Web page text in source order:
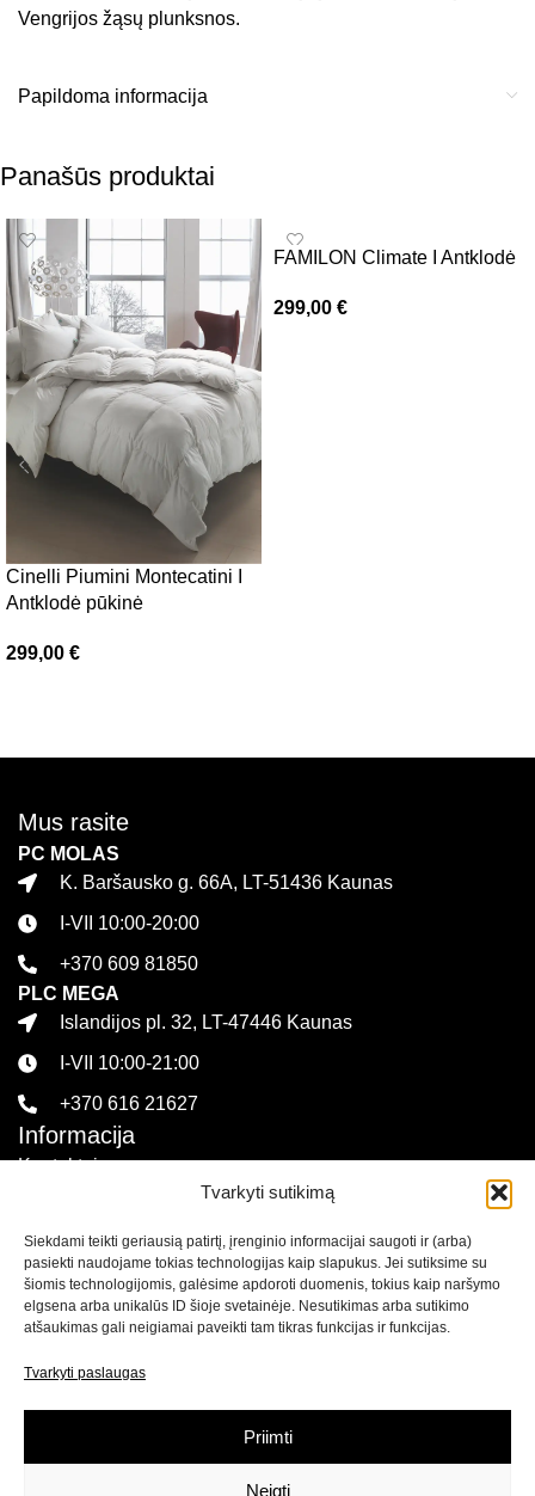
Tvarkyti sutikimą
Siekdami teikti geriausią patirtį, įrenginio informacijai saugoti ir (arba)
pasiekti naudojame tokias technologijas kaip slapukus. Jei sutiksime su
šiomis technologijomis, galėsime apdoroti duomenis, tokius kaip naršymo
elgsena arba unikalūs ID šioje svetainėje. Nesutikimas arba sutikimo
atšaukimas gali neigiamai paveikti tam tikras funkcijas ir funkcijas.
Tvarkyti paslaugas
Priimti
Neigti
Vengrijos žąsų plunksnos.
Papildoma informacija
Panašūs produktai
Cinelli Piumini Montecatini I
Antklodė pūkinė
299,00 €
FAMILON Climate I Antklodė
299,00 €
Mus rasite
PC MOLAS
K. Baršausko g. 66A, LT-51436 Kaunas
I-VII 10:00-20:00
+370 609 81850
PLC MEGA
Islandijos pl. 32, LT-47446 Kaunas
I-VII 10:00-21:00
+370 616 21627
Informacija
Kontaktai
Pirkimo sąlygos ir taisyklės
Privatumo politika
Sekite mus
savo pirmam apsipirkimui mūsų el. parduotuvėje!